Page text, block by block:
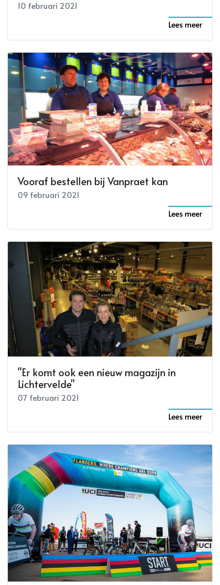
10 februari 2021
Lees meer
Vooraf bestellen bij Vanpraet kan
09 februari 2021
Lees meer
"Er komt ook een nieuw magazijn in
Lichtervelde"
07 februari 2021
Lees meer